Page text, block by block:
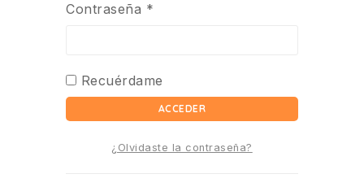
Contraseña *
Recuérdame
ACCEDER
¿Olvidaste la contraseña?